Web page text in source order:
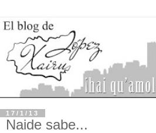
17/1/13
Naide sabe...